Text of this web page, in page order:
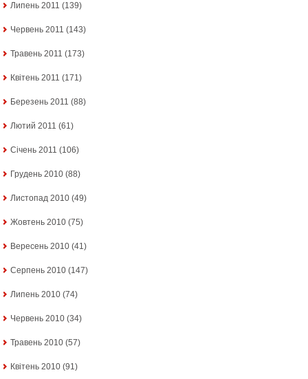
Липень 2011 (139)
Червень 2011 (143)
Травень 2011 (173)
Квітень 2011 (171)
Березень 2011 (88)
Лютий 2011 (61)
Січень 2011 (106)
Грудень 2010 (88)
Листопад 2010 (49)
Жовтень 2010 (75)
Вересень 2010 (41)
Серпень 2010 (147)
Липень 2010 (74)
Червень 2010 (34)
Травень 2010 (57)
Квітень 2010 (91)